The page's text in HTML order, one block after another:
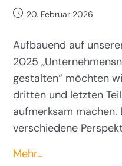
20. Februar 2026
Aufbauend auf
2025
gestalten“ möchten
dritten und letzten
aufmerksam
verschiedene
Mehr…